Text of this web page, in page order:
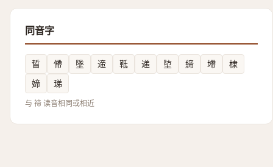
同音字
䀸 僀 墬 遆 䩚 递 埅 締 墆
棣
媂
珶
与 禘 读音相同或相近